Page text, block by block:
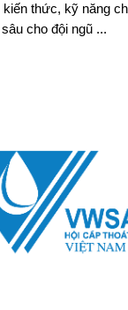
thức, kỹ năng
cho đội ngũ ...